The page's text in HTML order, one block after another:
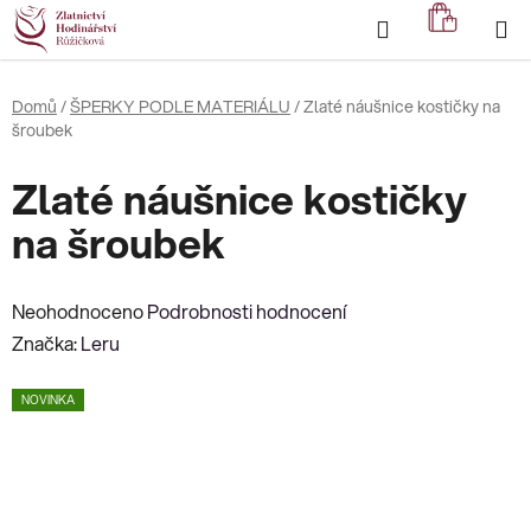
Přejít
na
obsah
Hledat
KOŠÍK
Domů /ŠPERKY PODLE MATERIÁLU /Zlaté náušnice kostičky na
šroubek
Zlaté náušnice kostičky
na šroubek
Průměrné
hodnocení
je
NeohodnocenoPodrobnosti hodnocení
Značka:Leru
NOVINKA